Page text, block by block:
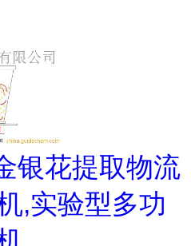
银花提取物流
,实验型多功